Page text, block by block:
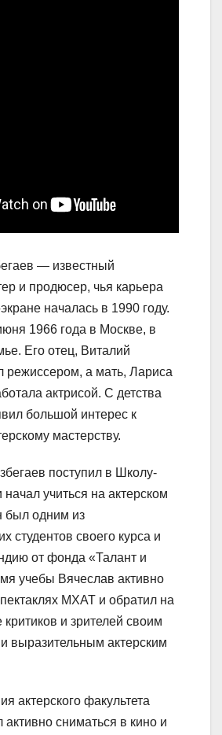
— известный
и продюсер, чья карьера
началась в 1990 году.
1966 года в Москве, в
Его отец, Виталий
режиссером, а мать, Лариса
актрисой. С детства
большой интерес к
мастерству.
поступил в Школу-
учиться на актерском
был одним из
студентов своего курса и
от фонда «Талант и
учебы Вячеслав активно
МХАТ и обратил на
и зрителей своим
выразительным актерским
актерского факультета
активно сниматься в кино и